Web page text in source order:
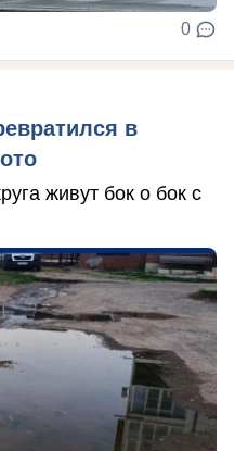
0
в
живут бок о бок с